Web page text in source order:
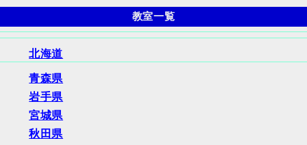
教室一覧
北海道
青森県
岩手県
宮城県
秋田県